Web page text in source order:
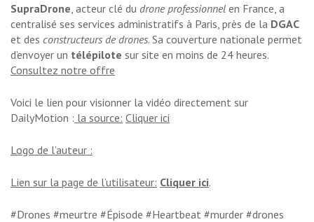
SupraDrone , acteur clé du drone professionnel en France, a
centralisé ses services administratifs à Paris, près de la DGAC
et des constructeurs de drones. Sa couverture nationale permet
d’envoyer un télépilote sur site en moins de 24 heures.
Consultez notre offre
Voici le lien pour visionner la vidéo directement sur
DailyMotion : la source: Cliquer ici
Logo de l’auteur :
Lien sur la page de l’utilisateur: Cliquer ici.
#Drones #meurtre #Épisode #Heartbeat #murder #drones